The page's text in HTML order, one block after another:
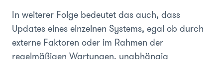
In weiterer Folge bedeutet das auch, dass
Updates eines einzelnen Systems, egal ob durch
externe Faktoren oder im Rahmen der